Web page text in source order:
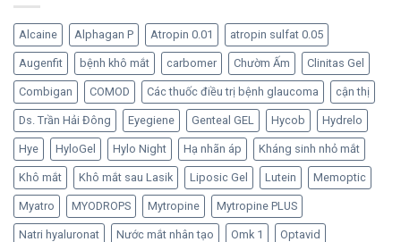
tạo
đã
trở
lại
bảo
quản
nhân
tạo
Hylo
Ursapharm
–
Đức
Alcaine Alphagan P Atropin 0.01 atropin sulfat 0.05
Augenfit bệnh khô mắt carbomer Chườm Ấm Clinitas Gel
Combigan COMOD Các thuốc điều trị bệnh glaucoma cận thị
Ds. Trần Hải Đông Eyegiene Genteal GEL Hycob Hydrelo
Hye HyloGel Hylo Night Hạ nhãn áp Kháng sinh nhỏ mắt
Khô mắt Khô mắt sau Lasik Liposic Gel Lutein Memoptic
Myatro MYODROPS Mytropine Mytropine PLUS
Natri hyaluronat Nước mắt nhân tạo Omk 1 Optavid